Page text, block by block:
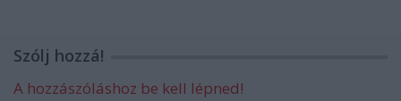
Szólj hozzá!
A hozzászóláshoz be kell lépned!